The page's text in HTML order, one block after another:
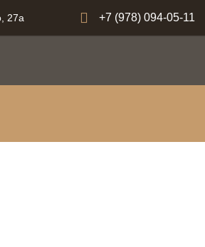
27а +7 (978) 094-05-11